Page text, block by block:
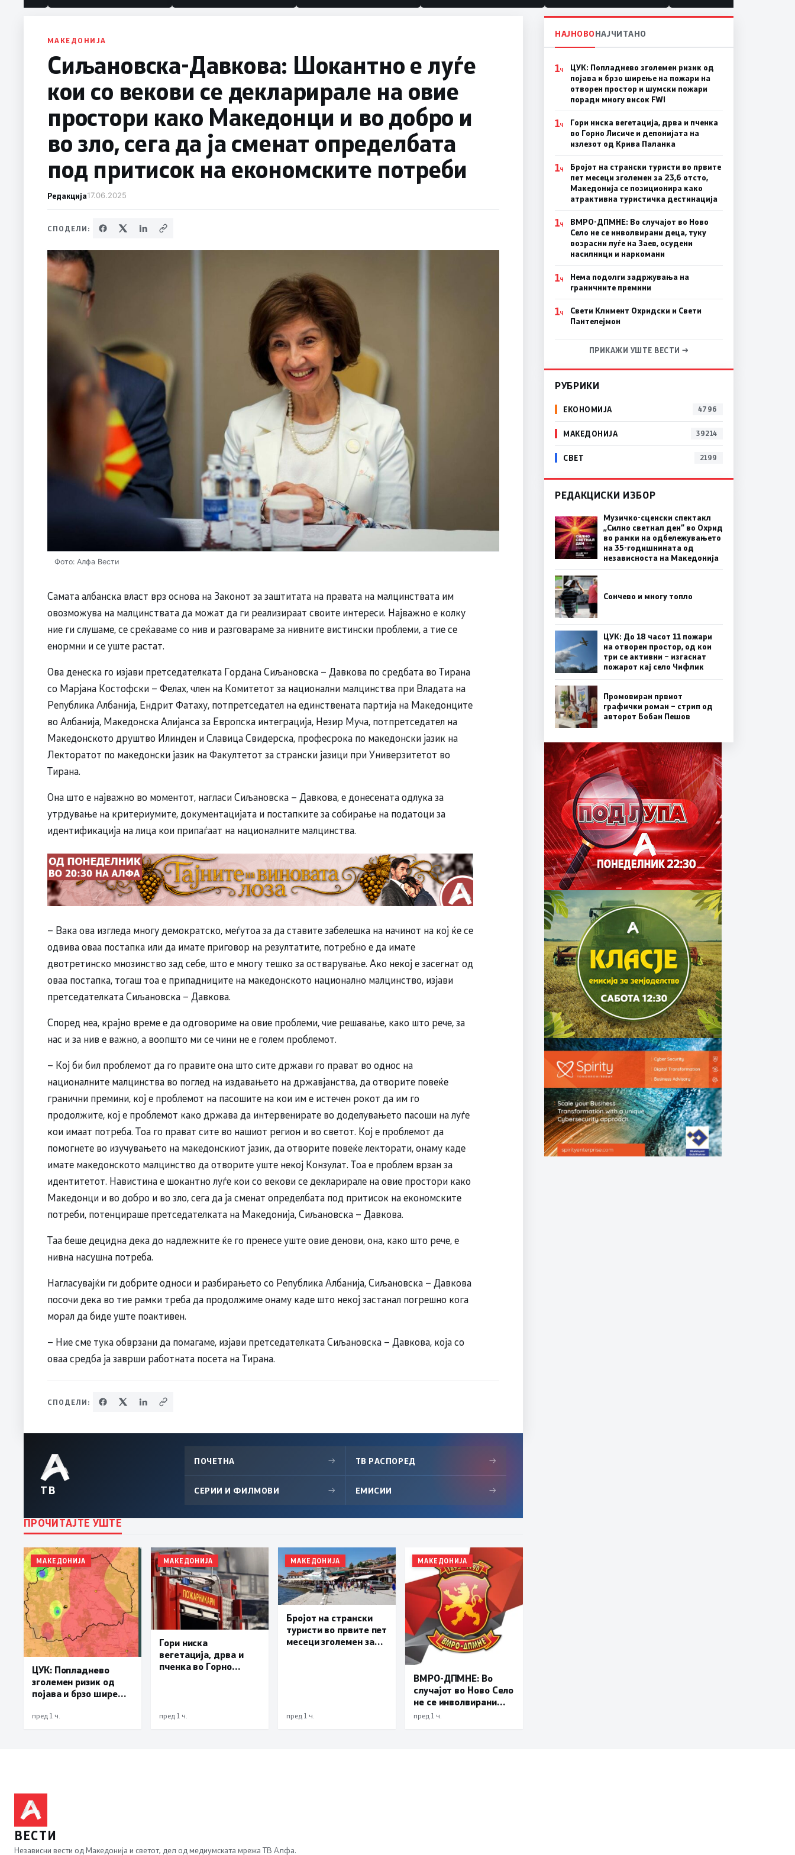
МАКЕДОНИЈА
Сиљановска-Давкова: Шокантно е луѓе
кои со векови се декларирале на овие
простори како Македонци и во добро и
во зло, сега да ја сменат определбата
под притисок на економските потреби
Редакција17.06.2025
СПОДЕЛИ:
Фото: Алфа Вести
Самата албанска власт врз основа на Законот за заштитата на правата на малцинствата им
овозможува на малцинствата да можат да ги реализираат своите интереси. Најважно е колку
ние ги слушаме, се среќаваме со нив и разговараме за нивните вистински проблеми, а тие се
енормни и се уште растат.
Ова денеска го изјави претседателката Гордана Сиљановска – Давкова по средбата во Тирана
со Марјана Костофски – Фелах, член на Комитетот за национални малцинства при Владата на
Република Албанија, Ендрит Фатаху, потпретседател на единствената партија на Македонците
во Албанија, Македонска Алијанса за Европска интеграција, Незир Муча, потпретседател на
Македонското друштво Илинден и Славица Свидерска, професрока по македонски јазик на
Лекторатот по македонски јазик на Факултетот за странски јазици при Универзитетот во
Тирана.
Она што е најважно во моментот, нагласи Сиљановска – Давкова, е донесената одлука за
утрдување на критериумите, документацијата и постапките за собирање на податоци за
идентификација на лица кои припаѓаат на националните малцинства.
– Вака ова изгледа многу демократско, меѓутоа за да ставите забелешка на начинот на кој ќе се
одвива оваа постапка или да имате приговор на резултатите, потребно е да имате
двотретинско мнозинство зад себе, што е многу тешко за остварување. Ако некој е засегнат од
оваа постапка, тогаш тоа е припадниците на македонското национално малцинство, изјави
претседателката Сиљановска – Давкова.
Според неа, крајно време е да одговориме на овие проблеми, чие решавање, како што рече, за
нас и за нив е важно, а воопшто ми се чини не е голем проблемот.
– Кој би бил проблемот да го правите она што сите држави го прават во однос на
националните малцинства во поглед на издавањето на државјанства, да отворите повеќе
гранични премини, кој е проблемот на пасошите на кои им е истечен рокот да им го
продолжите, кој е проблемот како држава да интервенирате во доделувањето пасоши на луѓе
кои имаат потреба. Тоа го прават сите во нашиот регион и во светот. Кој е проблемот да
помогнете во изучувањето на македонскиот јазик, да отворите повеќе лекторати, онаму каде
имате македонското малцинство да отворите уште некој Конзулат. Тоа е проблем врзан за
идентитетот. Навистина е шокантно луѓе кои со векови се декларирале на овие простори како
Македонци и во добро и во зло, сега да ја сменат определбата под притисок на економските
потреби, потенцираше претседателката на Македонија, Сиљановска – Давкова.
Таа беше децидна дека до надлежните ќе го пренесе уште овие денови, она, како што рече, е
нивна насушна потреба.
Нагласувајќи ги добрите односи и разбирањето со Република Албанија, Сиљановска – Давкова
посочи дека во тие рамки треба да продолжиме онаму каде што некој застанал погрешно кога
морал да биде уште поактивен.
– Ние сме тука обврзани да помагаме, изјави претседателката Сиљановска – Давкова, која со
оваа средба ја заврши работната посета на Тирана.
СПОДЕЛИ:
ТВ
ПОЧЕТНА → ТВ РАСПОРЕД →
СЕРИИ И ФИЛМОВИ → ЕМИСИИ →
ПРОЧИТАЈТЕ УШТЕ
МАКЕДОНИЈА
ЦУК: Попладнево
зголемен ризик од
појава и брзо ширење
простор и шумски
пред 1 ч.
МАКЕДОНИЈА
Гори ниска
вегетација, дрва и
пченка во Горно
пред 1 ч.
МАКЕДОНИЈА
Бројот на странски
туристи во првите пет
месеци зголемен за
дестинација
пред 1 ч.
МАКЕДОНИЈА
ВМРО-ДПМНЕ: Во
случајот во Ново Село
не се инволвирани
деца, туку возрасни
пред 1 ч.
НАЈНОВОНАЈЧИТАНО
1Ч
ЦУК: Попладнево зголемен ризик од
појава и брзо ширење на пожари на
отворен простор и шумски пожари
поради многу висок FWI
1Ч
Гори ниска вегетација, дрва и пченка
во Горно Лисиче и депонијата на
излезот од Крива Паланка
1Ч
Бројот на странски туристи во првите
пет месеци зголемен за 23,6 отсто,
Македонија се позиционира како
атрактивна туристичка дестинација
1Ч
ВМРО-ДПМНЕ: Во случајот во Ново
Село не се инволвирани деца, туку
возрасни луѓе на Заев, осудени
насилници и наркомани
1Ч
Нема подолги задржувања на
граничните премини
1Ч
Свети Климент Охридски и Свети
Пантелејмон
ПРИКАЖИ УШТЕ ВЕСТИ →
РУБРИКИ
ЕКОНОМИЈА 4796
МАКЕДОНИЈА 39214
СВЕТ 2199
РЕДАКЦИСКИ ИЗБОР
Музичко-сценски спектакл
„Силно светнал ден“ во Охрид
во рамки на одбележувањето
на 35-годишнината од
независноста на Македонија
Сончево и многу топло
ЦУК: До 18 часот 11 пожари
на отворен простор, од кои
три се активни – изгаснат
пожарот кај село Чифлик
Промовиран првиот
графички роман – стрип од
авторот Бобан Пешов
ВЕСТИ
Независни вести од Македонија и светот, дел од медиумската мрежа ТВ Алфа.